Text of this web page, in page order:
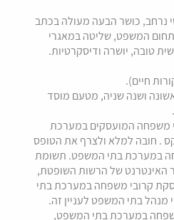
נרחב, כושר הבעה מעולה בכתב
המשפט, שליטה במאגרי
טובה, יושרה ודיסקרטיות.
ראשונה ושנה שניה, מטעם מוסד
משפחה המועסקים במערכת
. חובה למלא ולצרף את הטופס
במערכת בתי המשפט. תשומת
באתר האינטרנט של הרשות השופטת,
קרובי משפחה במערכת בתי
מנהל בתי המשפט לעניין זה.
במערכת בתי המשפט,